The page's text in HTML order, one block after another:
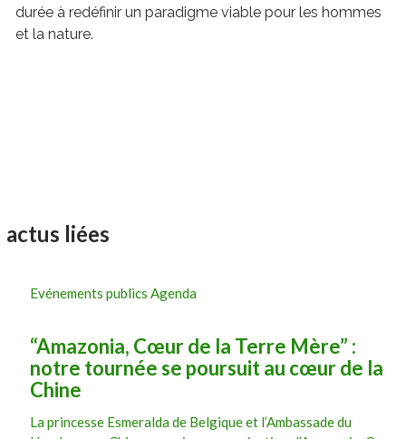
durée à redéfinir un paradigme viable pour les hommes
et la nature.
actus liées
Evénements publics Agenda
“Amazonia, Cœur de la Terre Mère” :
notre tournée se poursuit au cœur de la
Chine
La princesse Esmeralda de Belgique et l’Ambassade du